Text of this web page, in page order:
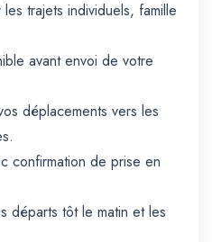
trajets individuels, famille
avant envoi de votre
déplacements vers les
confirmation de prise en
départs tôt le matin et les